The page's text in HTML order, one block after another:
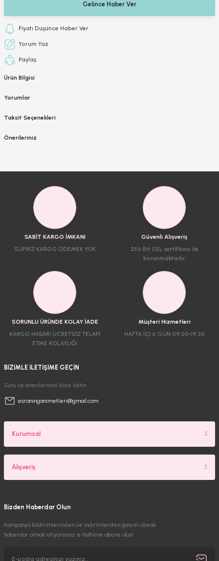
Gelince Haber Ver
Fiyatı Düşünce Haber Ver
Yorum Yaz
Paylaş
Ürün Bilgisi
Yorumlar
Taksit Seçenekleri
Önerileriniz
SABİT KARGO İMKANI
SÜPRİZ KARGO ÖDEMEK YOK
Güvenli Alışveriş
256 Bit SSL sertifikası ile
korunmaktadır
SORUNLU ÜRÜNDE KOLAY İADE
KARGO HASARI ÜCRETSİZ TELAFİ
ETME KOLAYLIĞI
Müşteri Hizmetleri
HAFTA İÇİ 6 GÜN 09.00-19.30
BİZİMLE İLETİŞİME GEÇİN
Soru ve önerilerinizi bize iletin.
esraninganimetleri@gmail.com
Kurumsal
Alışveriş
Bizden Haberdar Olun
Kampanya bildirimlerinden ve indirimlerden güncel olarak
haberdar olmak istiyorsanız e-bültene abone olun!